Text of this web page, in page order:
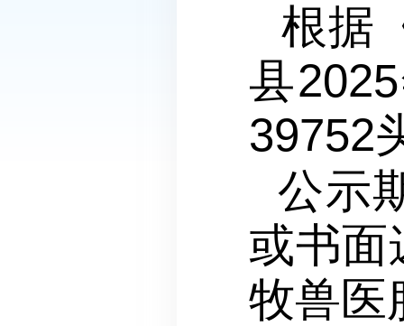
根据
县
39752
公示
或书面
牧兽医